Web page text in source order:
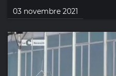
03 novembre 2021